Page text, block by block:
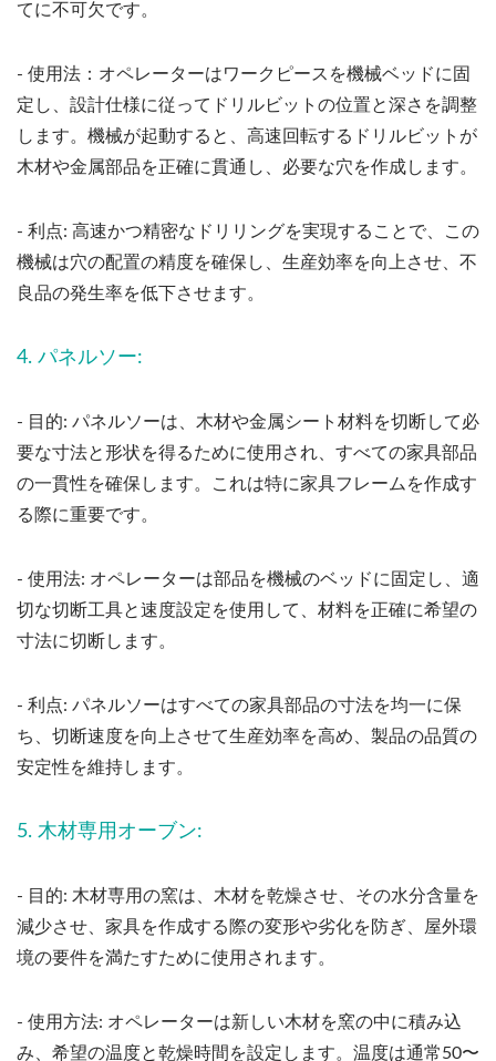
てに不可欠です。
- 使用法：オペレーターはワークピースを機械ベッドに固
定し、設計仕様に従ってドリルビットの位置と深さを調整
します。機械が起動すると、高速回転するドリルビットが
木材や金属部品を正確に貫通し、必要な穴を作成します。
- 利点: 高速かつ精密なドリリングを実現することで、この
機械は穴の配置の精度を確保し、生産効率を向上させ、不
良品の発生率を低下させます。
4. パネルソー:
- 目的: パネルソーは、木材や金属シート材料を切断して必
要な寸法と形状を得るために使用され、すべての家具部品
の一貫性を確保します。これは特に家具フレームを作成す
る際に重要です。
- 使用法: オペレーターは部品を機械のベッドに固定し、適
切な切断工具と速度設定を使用して、材料を正確に希望の
寸法に切断します。
- 利点: パネルソーはすべての家具部品の寸法を均一に保
ち、切断速度を向上させて生産効率を高め、製品の品質の
安定性を維持します。
5. 木材専用オーブン:
- 目的: 木材専用の窯は、木材を乾燥させ、その水分含量を
減少させ、家具を作成する際の変形や劣化を防ぎ、屋外環
境の要件を満たすために使用されます。
- 使用方法: オペレーターは新しい木材を窯の中に積み込
み、希望の温度と乾燥時間を設定します。温度は通常50〜